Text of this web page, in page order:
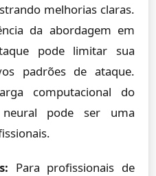
melhorias claras.
da abordagem em
pode limitar sua
padrões de ataque.
computacional do
pode ser uma
Para profissionais de